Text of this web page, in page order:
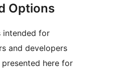
Options
intended for
and developers
here for